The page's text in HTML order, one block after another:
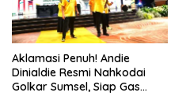
Aklamasi Penuh! Andie
Dinialdie Resmi Nahkodai
Golkar Sumsel, Siap Gas